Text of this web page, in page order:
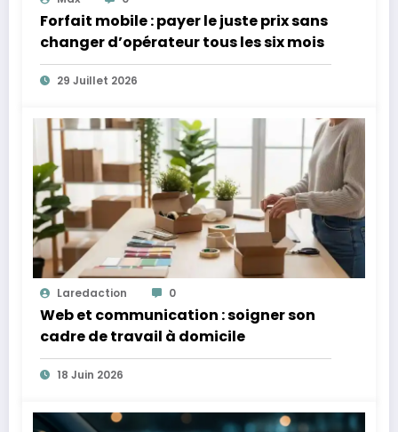
Forfait mobile : payer le juste prix sans
changer d’opérateur tous les six mois
29 Juillet 2026
Laredaction 0
Web et communication : soigner son
cadre de travail à domicile
18 Juin 2026